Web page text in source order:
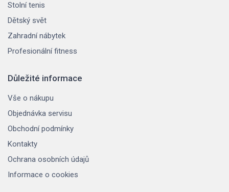
Stolní tenis
Dětský svět
Zahradní nábytek
Profesionální fitness
Důležité informace
Vše o nákupu
Objednávka servisu
Obchodní podmínky
Kontakty
Ochrana osobních údajů
Informace o cookies